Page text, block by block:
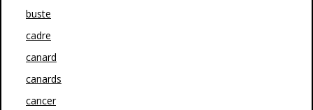
buste
cadre
canard
canards
cancer